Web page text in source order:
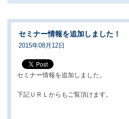
セミナー情報を追加しました！
2015年08月12日
セミナー情報を追加しました。
下記ＵＲＬからもご覧頂けます。